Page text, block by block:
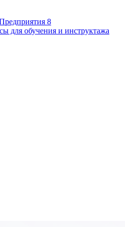
8
для обучения и инструктажа